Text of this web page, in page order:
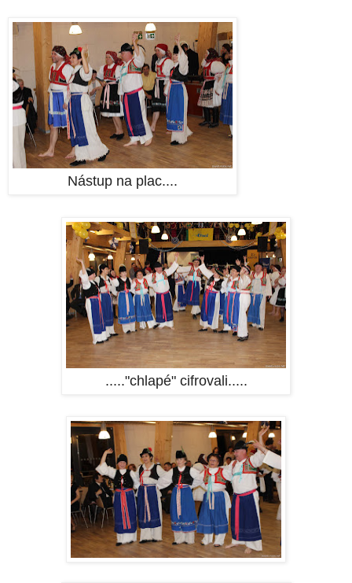
Nástup na plac....
....."chlapé" cifrovali.....